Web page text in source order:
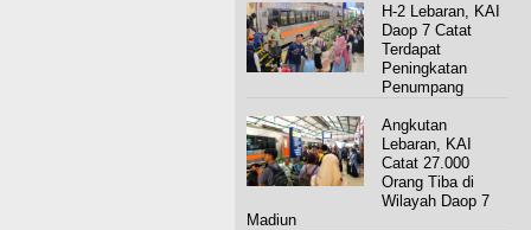
H-2 Lebaran, KAI
Daop 7 Catat
Terdapat
Peningkatan
Penumpang
Angkutan
Lebaran, KAI
Catat 27.000
Orang Tiba di
Wilayah Daop 7
Madiun